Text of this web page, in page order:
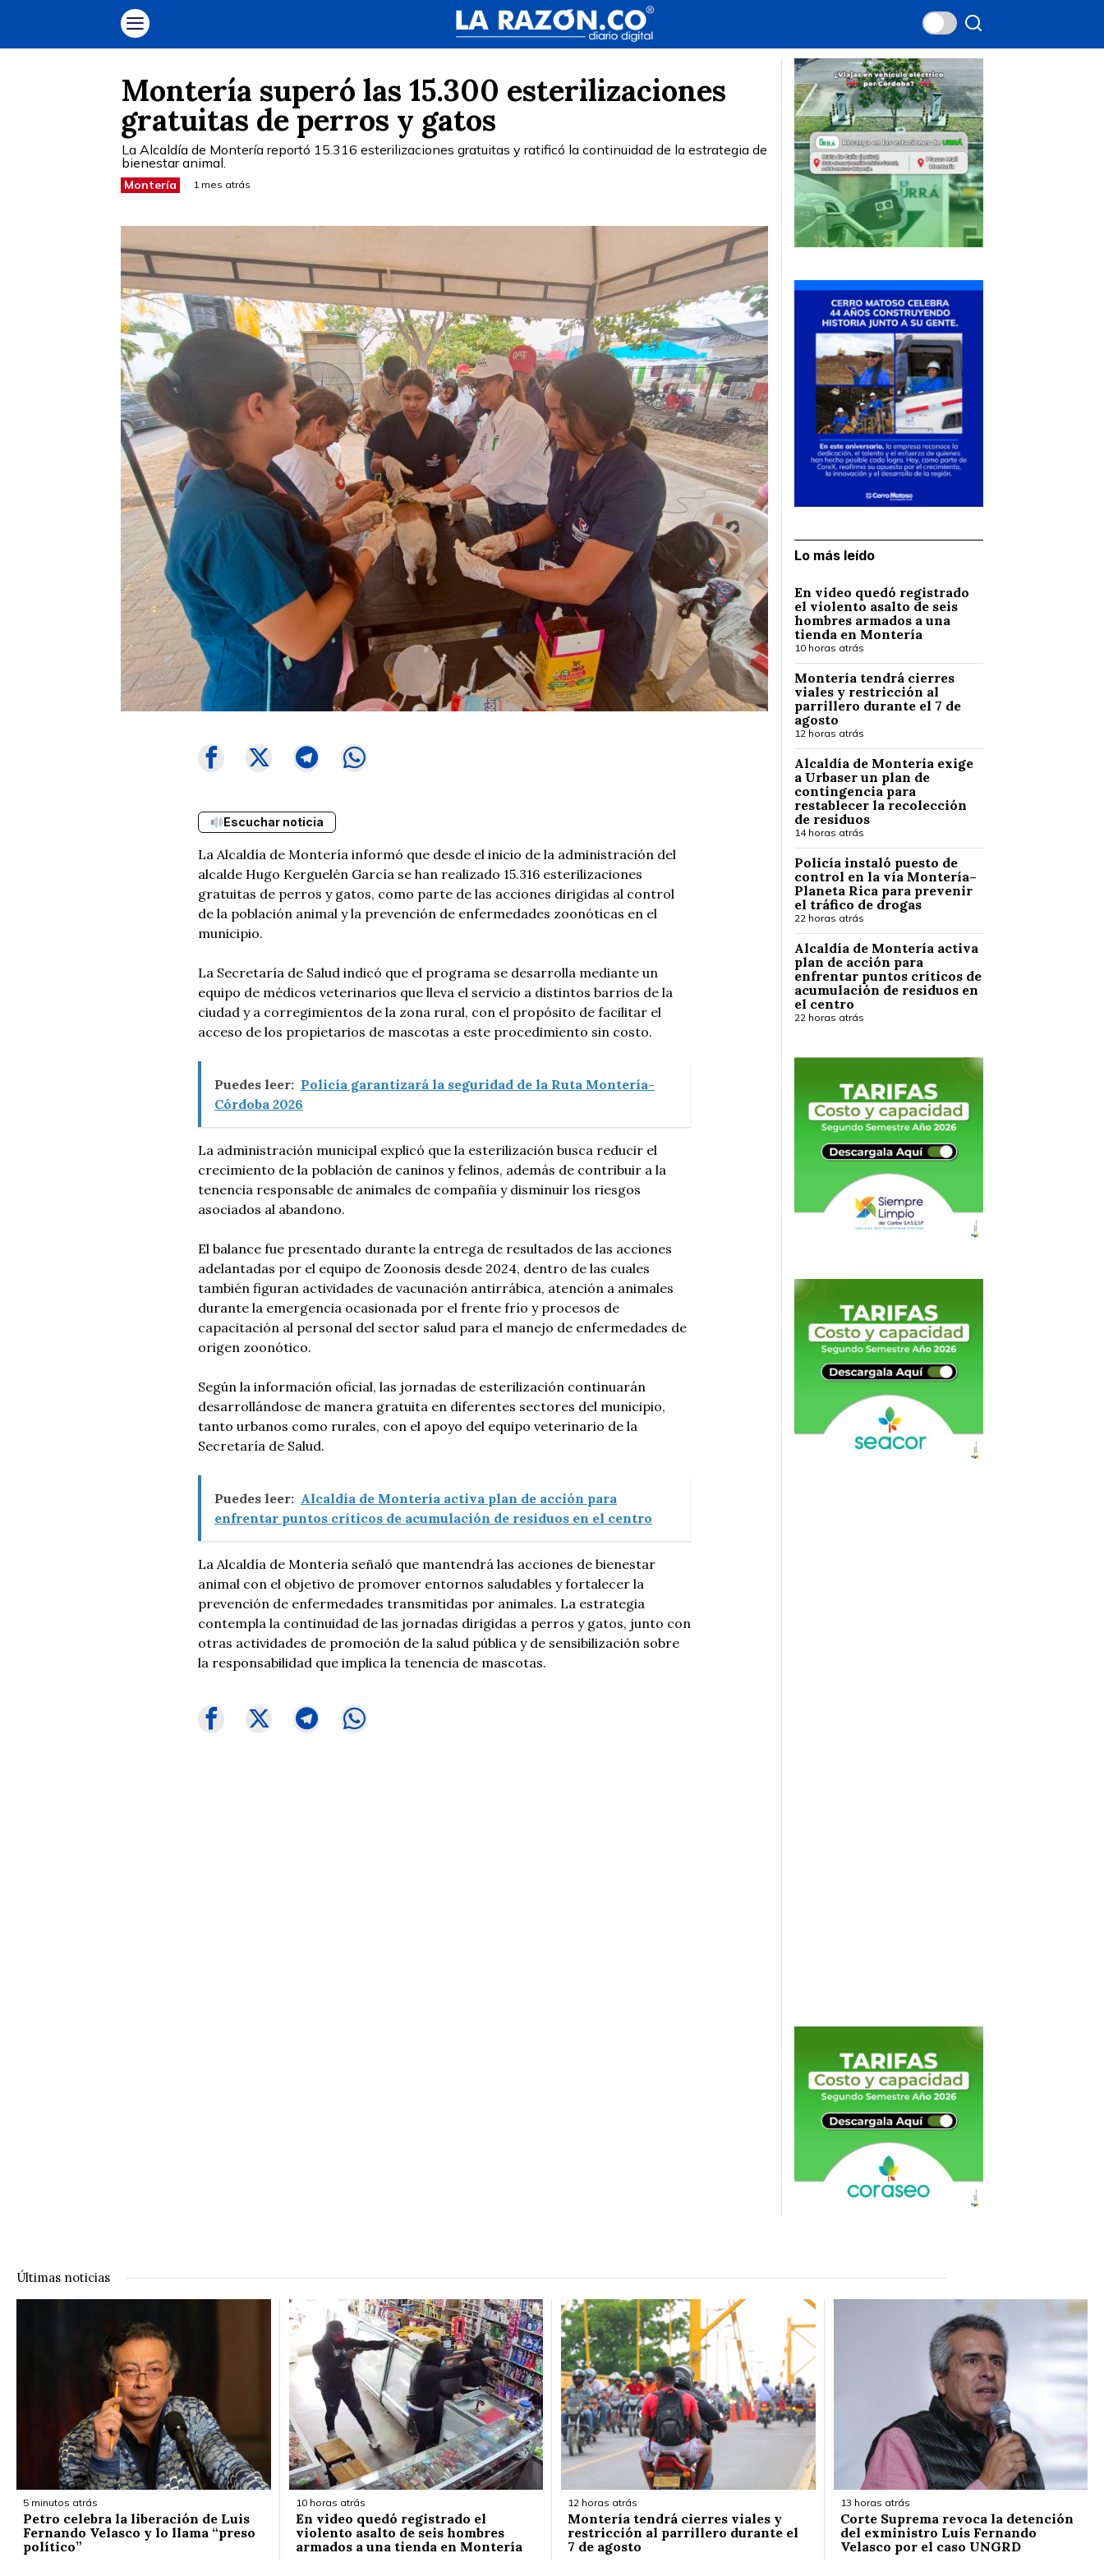
Montería superó las 15.300 esterilizaciones
gratuitas de perros y gatos
La Alcaldía de Montería reportó 15.316 esterilizaciones gratuitas y ratificó la continuidad de la estrategia de
bienestar animal.
Montería 1 mes atrás
Escuchar noticia
La Alcaldía de Montería informó que desde el inicio de la administración del
alcalde Hugo Kerguelén García se han realizado 15.316 esterilizaciones
gratuitas de perros y gatos, como parte de las acciones dirigidas al control
de la población animal y la prevención de enfermedades zoonóticas en el
municipio.
La Secretaría de Salud indicó que el programa se desarrolla mediante un
equipo de médicos veterinarios que lleva el servicio a distintos barrios de la
ciudad y a corregimientos de la zona rural, con el propósito de facilitar el
acceso de los propietarios de mascotas a este procedimiento sin costo.
Puedes leer: Policía garantizará la seguridad de la Ruta Montería-
Córdoba 2026
La administración municipal explicó que la esterilización busca reducir el
crecimiento de la población de caninos y felinos, además de contribuir a la
tenencia responsable de animales de compañía y disminuir los riesgos
asociados al abandono.
El balance fue presentado durante la entrega de resultados de las acciones
adelantadas por el equipo de Zoonosis desde 2024, dentro de las cuales
también figuran actividades de vacunación antirrábica, atención a animales
durante la emergencia ocasionada por el frente frío y procesos de
capacitación al personal del sector salud para el manejo de enfermedades de
origen zoonótico.
Según la información oficial, las jornadas de esterilización continuarán
desarrollándose de manera gratuita en diferentes sectores del municipio,
tanto urbanos como rurales, con el apoyo del equipo veterinario de la
Secretaría de Salud.
Puedes leer: Alcaldía de Montería activa plan de acción para
enfrentar puntos críticos de acumulación de residuos en el centro
La Alcaldía de Montería señaló que mantendrá las acciones de bienestar
animal con el objetivo de promover entornos saludables y fortalecer la
prevención de enfermedades transmitidas por animales. La estrategia
contempla la continuidad de las jornadas dirigidas a perros y gatos, junto con
otras actividades de promoción de la salud pública y de sensibilización sobre
la responsabilidad que implica la tenencia de mascotas.
Lo más leído
En video quedó registrado
el violento asalto de seis
hombres armados a una
tienda en Montería
10 horas atrás
Montería tendrá cierres
viales y restricción al
parrillero durante el 7 de
agosto
12 horas atrás
Alcaldía de Montería exige
a Urbaser un plan de
contingencia para
restablecer la recolección
de residuos
14 horas atrás
Policía instaló puesto de
control en la vía Montería–
Planeta Rica para prevenir
el tráfico de drogas
22 horas atrás
Alcaldía de Montería activa
plan de acción para
enfrentar puntos críticos de
acumulación de residuos en
el centro
22 horas atrás
Últimas noticias
5 minutos atrás
Petro celebra la liberación de Luis
Fernando Velasco y lo llama “preso
político”
10 horas atrás
En video quedó registrado el
violento asalto de seis hombres
armados a una tienda en Montería
12 horas atrás
Montería tendrá cierres viales y
restricción al parrillero durante el
7 de agosto
13 horas atrás
Corte Suprema revoca la detención
del exministro Luis Fernando
Velasco por el caso UNGRD